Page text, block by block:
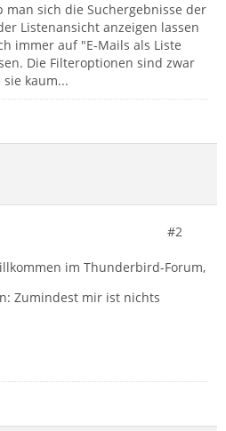
man sich die Suchergebnisse der
Listenansicht anzeigen lassen
immer auf "E-Mails als Liste
Die Filteroptionen sind zwar
kaum...
#2
im Thunderbird-Forum,
Zumindest mir ist nichts